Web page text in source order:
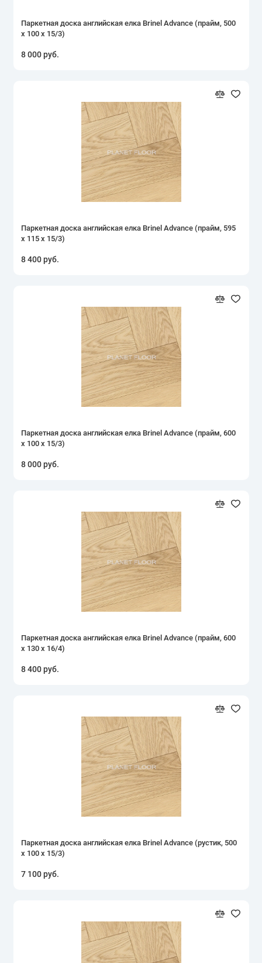
Паркетная доска английская елка Brinel Advance (прайм, 500
х 100 х 15/3)
8 000 руб.
Паркетная доска английская елка Brinel Advance (прайм, 595
х 115 х 15/3)
8 400 руб.
Паркетная доска английская елка Brinel Advance (прайм, 600
х 100 х 15/3)
8 000 руб.
Паркетная доска английская елка Brinel Advance (прайм, 600
х 130 х 16/4)
8 400 руб.
Паркетная доска английская елка Brinel Advance (рустик, 500
х 100 х 15/3)
7 100 руб.